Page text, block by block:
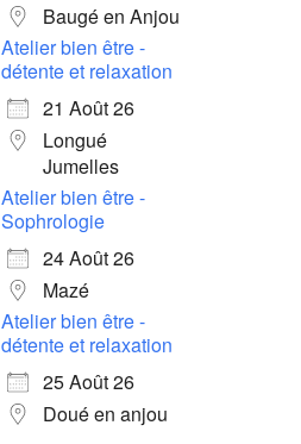
Baugé en Anjou
Atelier bien être -
détente et relaxation
21 Août 26
Longué
Jumelles
Atelier bien être -
Sophrologie
24 Août 26
Mazé
Atelier bien être -
détente et relaxation
25 Août 26
Doué en anjou